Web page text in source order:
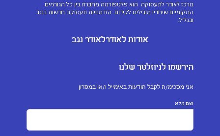
מרכז לאודר לתעסוקה הוא פלטפורמה מחברת בין כל הגורמים
המקומיים שיחדיו מובילים לקידום הזדמנויות תעסוקה חדשות בנגב
ובגליל.
אודות לאודרלאודר נגב
הירשמו לניוזלטר שלנו
אני מסכימ/ה לקבל הודעות באימייל ו/או במסרון
שם מלא